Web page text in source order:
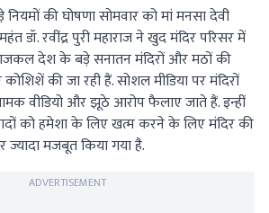
की घोषणा सोमवार को मां मनसा देवी
डॉ. रवींद्र पुरी महाराज ने खुद मंदिर परिसर में
देश के बड़े सनातन मंदिरों और मठों की
की जा रही हैं. सोशल मीडिया पर मंदिरों
वीडियो और झूठे आरोप फैलाए जाते हैं. इन्हीं
को हमेशा के लिए खत्म करने के लिए मंदिर की
ज्यादा मजबूत किया गया है.
ADVERTISEMENT